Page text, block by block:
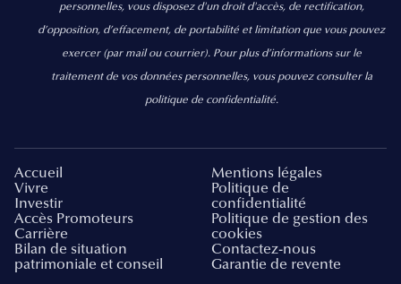
personnelles, vous disposez d'un droit d'accès, de rectification,
d’opposition, d’effacement, de portabilité et limitation que vous pouvez
exercer (par mail ou courrier). Pour plus d’informations sur le
traitement de vos données personnelles, vous pouvez consulter la
politique de confidentialité.
Accueil
Vivre
Investir
Accès Promoteurs
Carrière
Bilan de situation
patrimoniale et conseil
Mentions légales
Politique de
confidentialité
Politique de gestion des
cookies
Contactez-nous
Garantie de revente